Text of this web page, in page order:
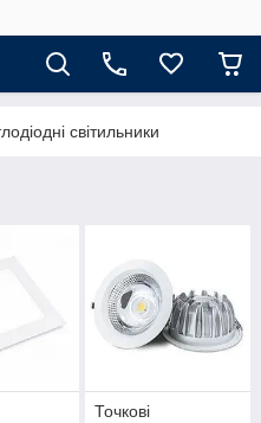
світильники
Точкові